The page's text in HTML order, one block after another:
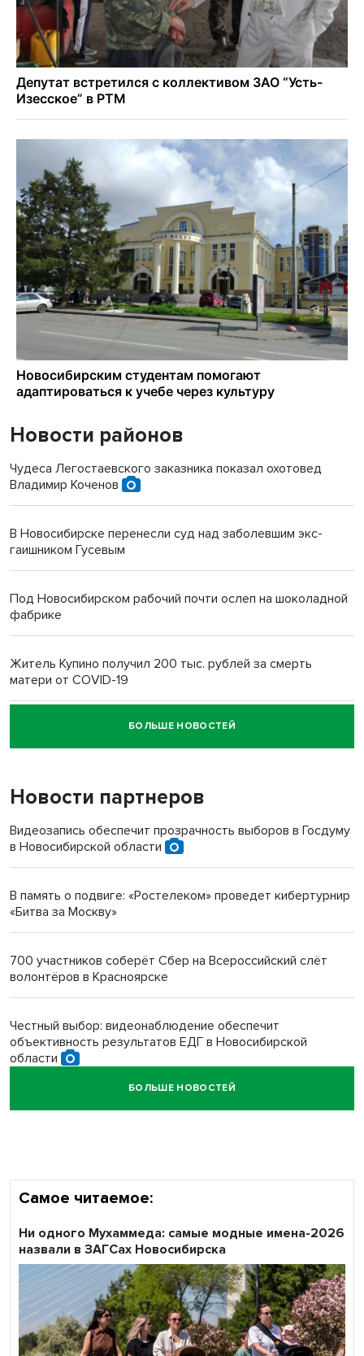
Новости районов
Чудеса Легостаевского заказника показал охотовед
Владимир Коченов
В Новосибирске перенесли суд над заболевшим экс-
гаишником Гусевым
Под Новосибирском рабочий почти ослеп на шоколадной
фабрике
Житель Купино получил 200 тыс. рублей за смерть
матери от COVID-19
Новосибирский суд наказал водителя за смерть
пенсионерки на вокзале
«Мы живём на пастбище!»: в новосибирском селе лошади
терроризируют жителей
Инвалид получил условный срок за избиение врачей
Новосибирский преподаватель с женой вошли в топ-16
Обновлённое отделение ВТБ открылось в Искитиме
БОЛЬШЕ НОВОСТЕЙ
Новости партнеров
Видеозапись обеспечит прозрачность выборов в Госдуму
в Новосибирской области
В память о подвиге: «Ростелеком» проведет кибертурнир
«Битва за Москву»
700 участников соберёт Сбер на Всероссийский слёт
волонтёров в Красноярске
Честный выбор: видеонаблюдение обеспечит
объективность результатов ЕДГ в Новосибирской
области
Кибертанки пошли в бой: «Ростелеком» объявляет
БОЛЬШЕ НОВОСТЕЙ
Самое читаемое:
Ни одного Мухаммеда: самые модные имена-2026
назвали в ЗАГСах Новосибирска